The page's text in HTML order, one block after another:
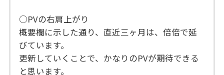
○PVの右肩上がり
概要欄に示した通り、直近三ヶ月は、倍倍で延
びています。
更新していくことで、かなりのPVが期待できる
と思います。